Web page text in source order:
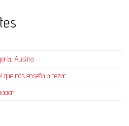
Austria
que nos enseña a rezar.